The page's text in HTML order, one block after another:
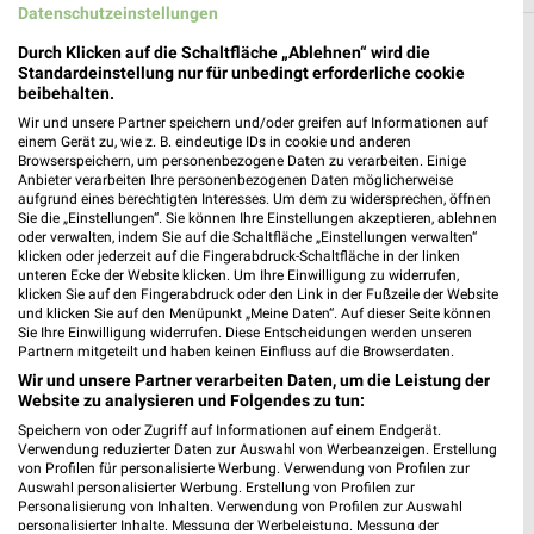
Filialen zum Thema Auto & Motorrad in
Saalfelder Höhe
Hier findest Du Öffnungszeiten und Filialen der Kategorie Auto
& Motorrad in Saalfelder Höhe und Umgebung. Blättere in den
Prospekten von z.B. pitstop, POLO und Louis und vielen mehr.
Aktuelle Prospekte für Saalfelder Höhe und
Umgebung
18 Prospekte
Lidl REWE
Datenschutzeinstellungen
Durch Klicken auf die Schaltfläche „Ablehnen“ wird die
Standardeinstellung nur für unbedingt erforderliche cookie
beibehalten.
Wir und unsere Partner speichern und/oder greifen auf Informationen auf
einem Gerät zu, wie z. B. eindeutige IDs in cookie und anderen
Browserspeichern, um personenbezogene Daten zu verarbeiten. Einige
Anbieter verarbeiten Ihre personenbezogenen Daten möglicherweise
aufgrund eines berechtigten Interesses. Um dem zu widersprechen, öffnen
Sie die „Einstellungen“. Sie können Ihre Einstellungen akzeptieren, ablehnen
oder verwalten, indem Sie auf die Schaltfläche „Einstellungen verwalten“
klicken oder jederzeit auf die Fingerabdruck-Schaltfläche in der linken
unteren Ecke der Website klicken. Um Ihre Einwilligung zu widerrufen,
klicken Sie auf den Fingerabdruck oder den Link in der Fußzeile der Website
und klicken Sie auf den Menüpunkt „Meine Daten“. Auf dieser Seite können
Sie Ihre Einwilligung widerrufen. Diese Entscheidungen werden unseren
Partnern mitgeteilt und haben keinen Einfluss auf die Browserdaten.
Wir und unsere Partner verarbeiten Daten, um die Leistung der
Website zu analysieren und Folgendes zu tun:
Speichern von oder Zugriff auf Informationen auf einem Endgerät.
Verwendung reduzierter Daten zur Auswahl von Werbeanzeigen. Erstellung
von Profilen für personalisierte Werbung. Verwendung von Profilen zur
Auswahl personalisierter Werbung. Erstellung von Profilen zur
Personalisierung von Inhalten. Verwendung von Profilen zur Auswahl
personalisierter Inhalte. Messung der Werbeleistung. Messung der